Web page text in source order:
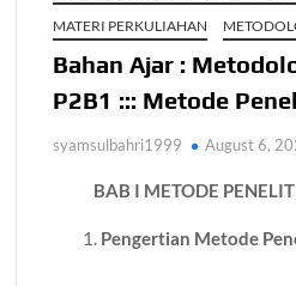
MATERI PERKULIAHAN
Bahan Ajar :
P2B1 ::: Metode
syamsulbahri1999 August 6,
BAB I METODE
Pengertian Metode